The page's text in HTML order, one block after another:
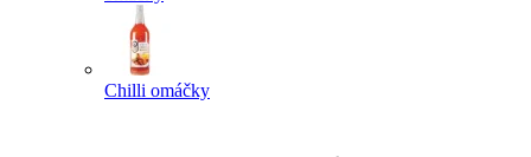
Chilli omáčky